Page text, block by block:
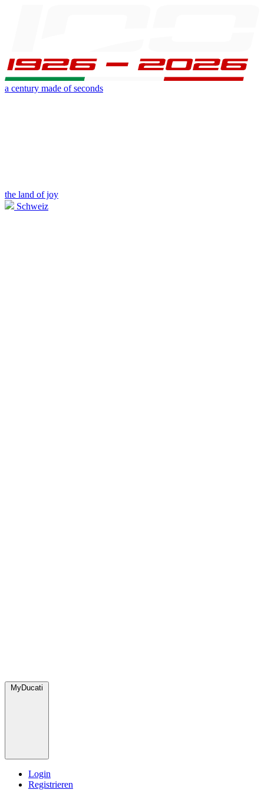
a century made of seconds
the land of joy
Schweiz
MyDucati
Login
Registrieren